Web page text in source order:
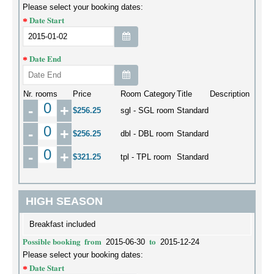
Please select your booking dates:
Date Start
Date End
Nr. rooms Price Room CategoryTitle Description
- + $256.25 sgl - SGL room Standard
- + $256.25 dbl - DBL room Standard
- + $321.25 tpl - TPL room Standard
HIGH SEASON
Breakfast included
Possible booking from 2015-06-30 to 2015-12-24
Please select your booking dates:
Date Start